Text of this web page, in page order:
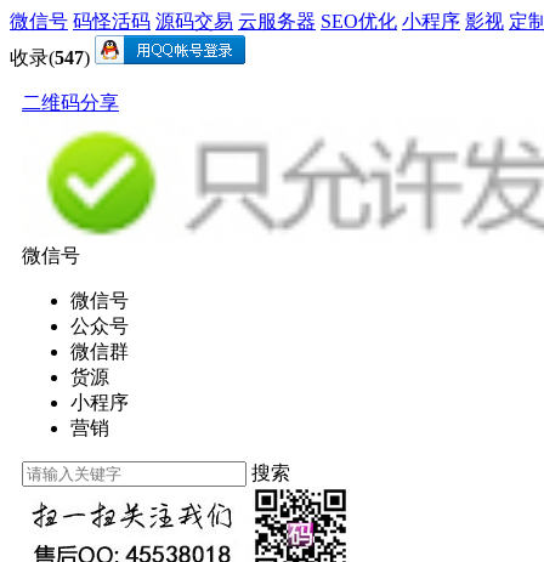
微信号 码怪活码 源码交易 云服务器 SEO优化 小程序 影视 定
收录(547)
二维码分享
微信号
微信号
公众号
微信群
货源
小程序
营销
搜索